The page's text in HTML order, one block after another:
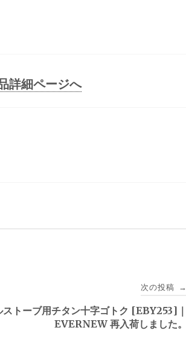
詳細ページへ
次の投稿 →
ストーブ用チタン十字ゴトク [EBY253]｜
EVERNEW 再入荷しました。